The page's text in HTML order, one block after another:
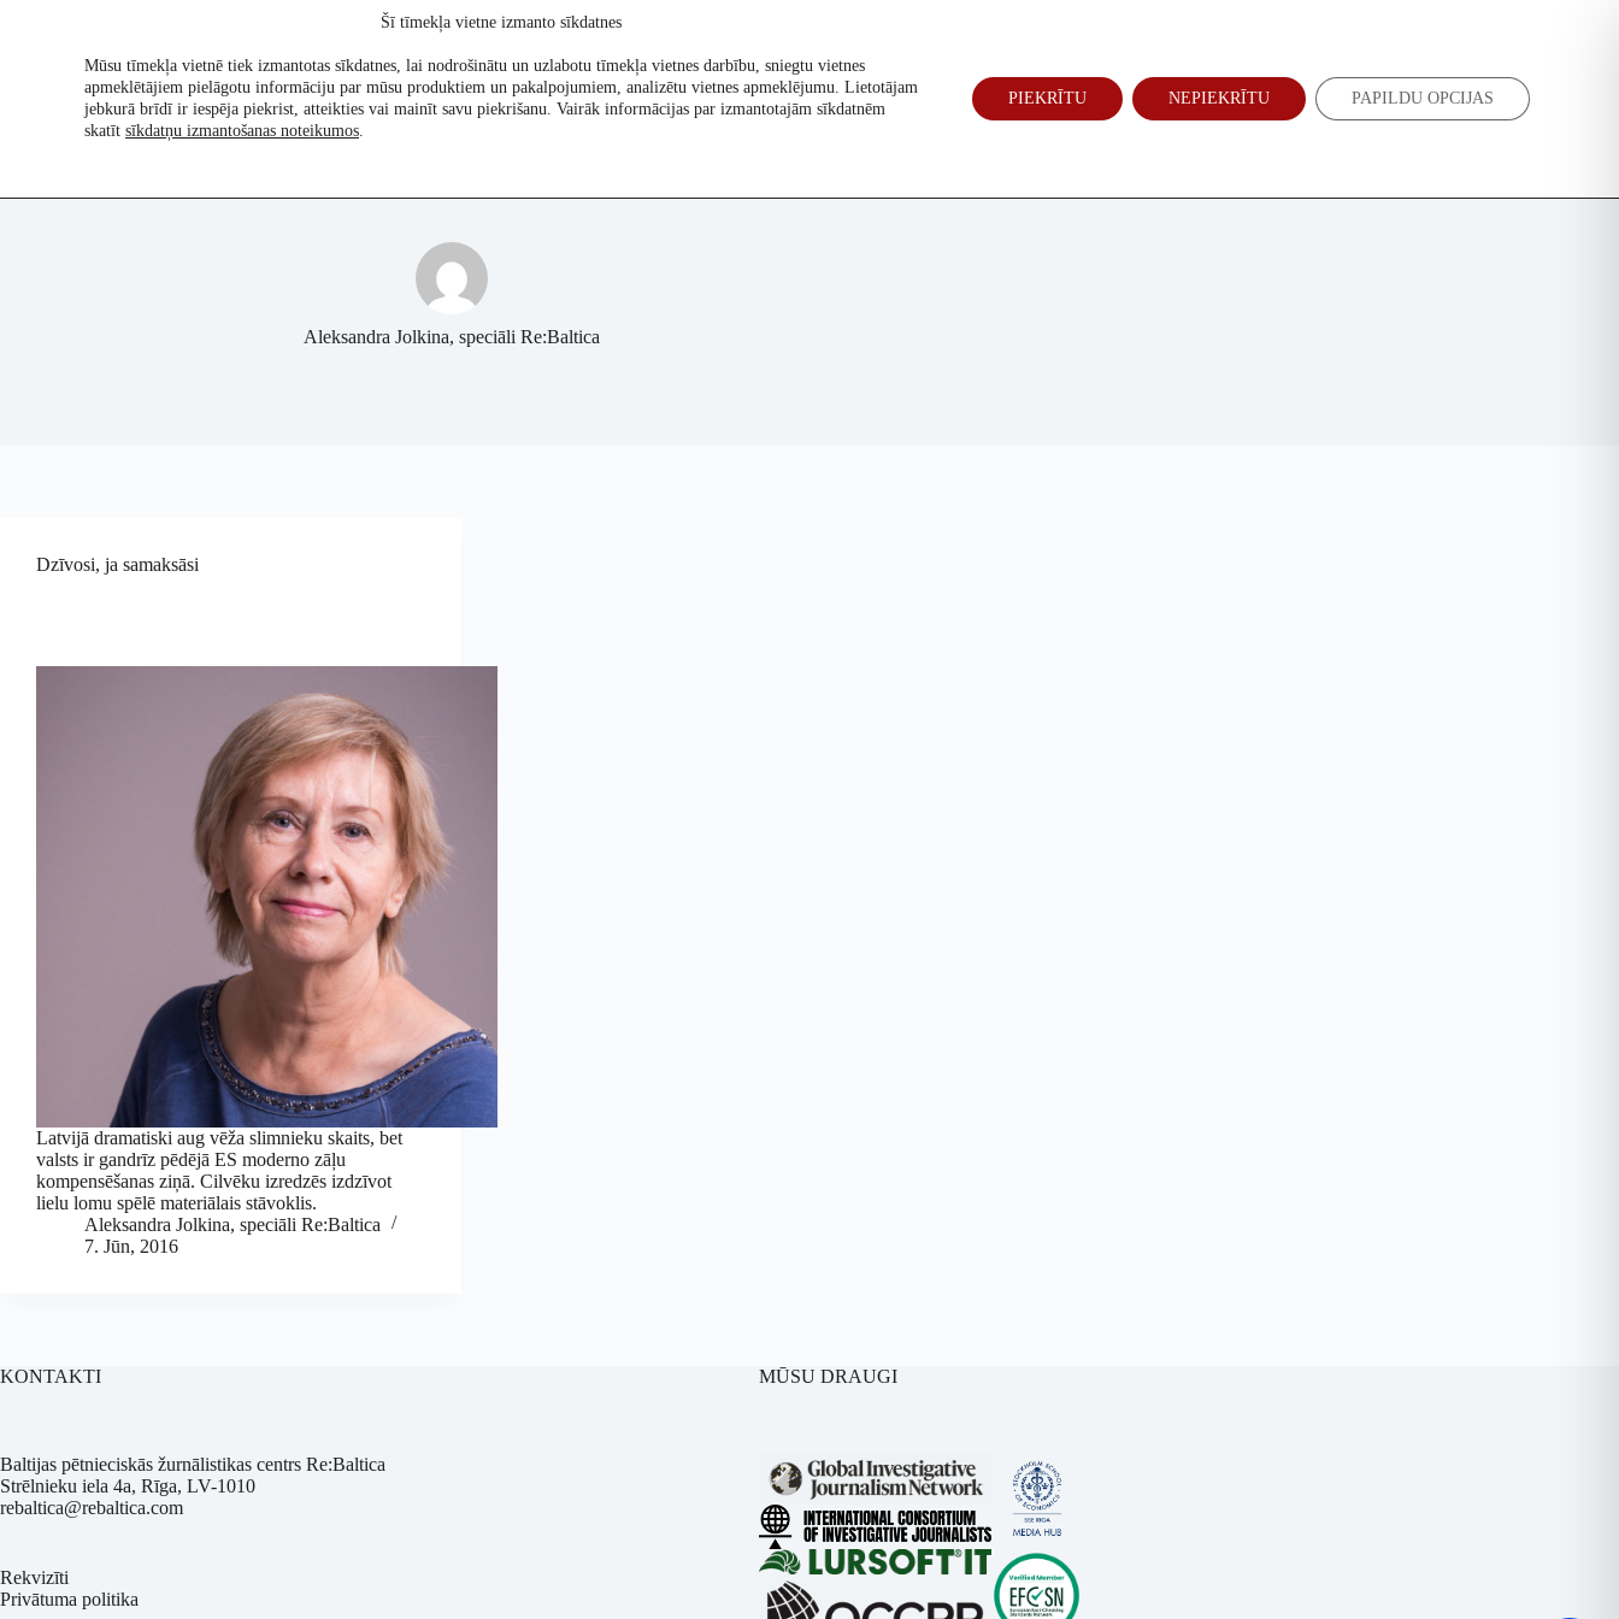
Pētījumi Re:Check Par mums Vēlēšanas 2026 EN RU
Aleksandra Jolkina, speciāli Re:Baltica
Dzīvosi, ja samaksāsi
Latvijā dramatiski aug vēža slimnieku skaits, bet
valsts ir gandrīz pēdējā ES moderno zāļu
kompensēšanas ziņā. Cilvēku izredzēs izdzīvot
lielu lomu spēlē materiālais stāvoklis.
Aleksandra Jolkina, speciāli Re:Baltica
7. Jūn, 2016
KONTAKTI
Baltijas pētnieciskās žurnālistikas centrs Re:Baltica
Strēlnieku iela 4a, Rīga, LV-1010
rebaltica@rebaltica.com
Rekvizīti
Privātuma politika
MŪSU DRAUGI
Šī tīmekļa vietne izmanto sīkdatnes
Mūsu tīmekļa vietnē tiek izmantotas sīkdatnes, lai nodrošinātu un uzlabotu tīmekļa vietnes darbību, sniegtu vietnes
apmeklētājiem pielāgotu informāciju par mūsu produktiem un pakalpojumiem, analizētu vietnes apmeklējumu. Lietotājam
jebkurā brīdī ir iespēja piekrist, atteikties vai mainīt savu piekrišanu. Vairāk informācijas par izmantotajām sīkdatnēm
skatīt sīkdatņu izmantošanas noteikumos.
PIEKRĪTU NEPIEKRĪTU PAPILDU OPCIJAS